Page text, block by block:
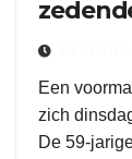
Een
zich
De 59-